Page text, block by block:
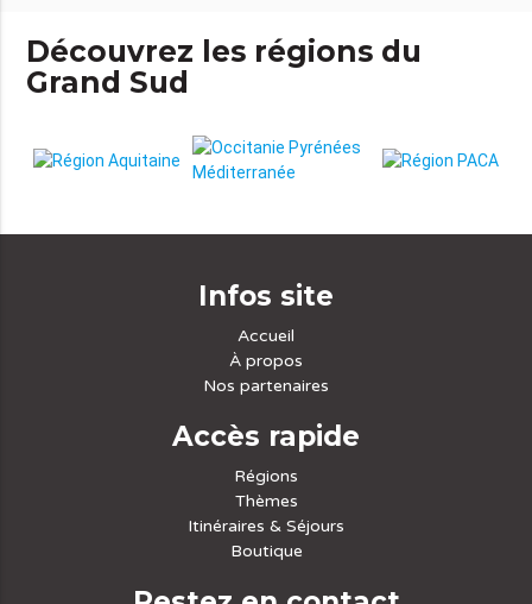
Découvrez les régions du
Grand Sud
Infos site
Accueil
À propos
Nos partenaires
Accès rapide
Régions
Thèmes
Itinéraires & Séjours
Boutique